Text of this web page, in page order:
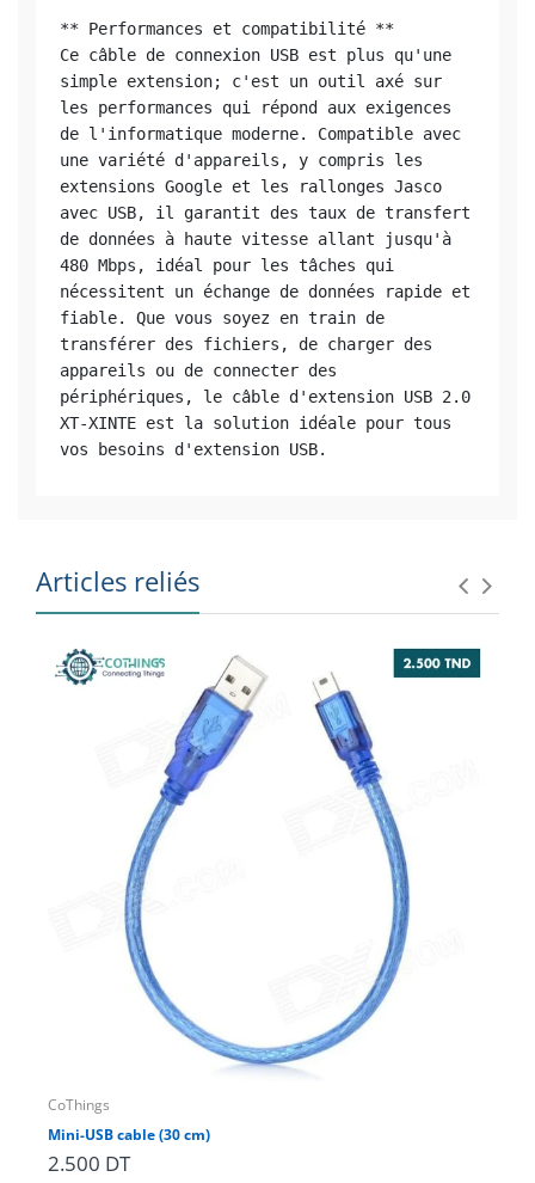
** Performances et compatibilité **
Ce câble de connexion USB est plus qu'une
simple extension; c'est un outil axé sur
les performances qui répond aux exigences
de l'informatique moderne. Compatible avec
une variété d'appareils, y compris les
extensions Google et les rallonges Jasco
avec USB, il garantit des taux de transfert
de données à haute vitesse allant jusqu'à
480 Mbps, idéal pour les tâches qui
nécessitent un échange de données rapide et
fiable. Que vous soyez en train de
transférer des fichiers, de charger des
appareils ou de connecter des
périphériques, le câble d'extension USB 2.0
XT-XINTE est la solution idéale pour tous
vos besoins d'extension USB.
Articles reliés
CoThings
Mini-USB cable (30 cm)
2.500 DT